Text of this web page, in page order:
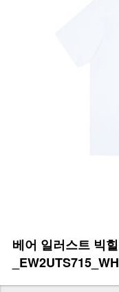
베어 일러스트 빅
_EW2UTS715_WH